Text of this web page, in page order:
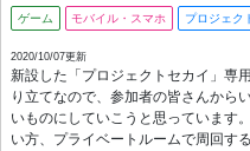
ゲーム モバイル・スマホ プロジェク
2020/10/07更新
新設した「プロジェクトセカイ」専
り立てなので、参加者の皆さんから
いものにしていこうと思っています。 同じゲームをしている人で交流した
い方、プライベートルームで周回す